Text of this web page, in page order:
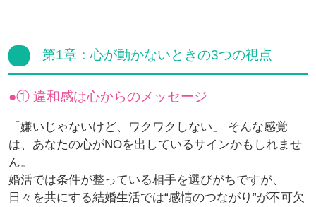
第1章：心が動かないときの3つの視点
① 違和感は心からのメッセージ
「嫌いじゃないけど、ワクワクしない」 そんな感覚
は、あなたの心がNOを出しているサインかもしれませ
ん。
婚活では条件が整っている相手を選びがちですが、
日々を共にする結婚生活では“感情のつながり”が不可欠